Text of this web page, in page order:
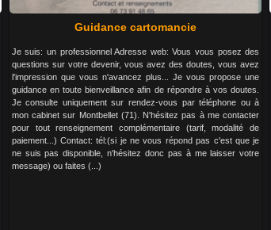
Guidance cartomancie
Je suis: un professionnel Adresse web: Vous vous posez des
questions sur votre devenir, vous avez des doutes, vous avez
l'impression que vous n'avancez plus... Je vous propose une
guidance en toute bienveillance afin de répondre à vos doutes.
Je consulte uniquement sur rendez-vous par téléphone ou à
mon cabinet sur Montbellet (71). N'hésitez pas à me contacter
pour tout renseignement complémentaire (tarif, modalité de
paiement...) Contact: tél:(si je ne vous répond pas c'est que je
ne suis pas disponible, n'hésitez donc pas à me laisser votre
message) ou faites (...)